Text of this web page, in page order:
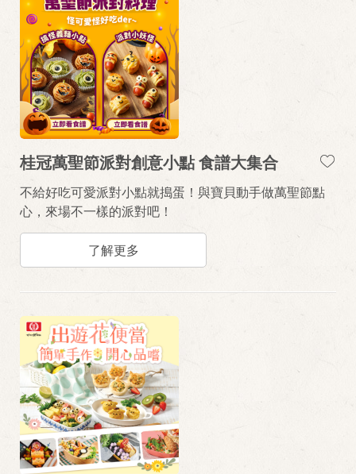
桂冠萬聖節派對創意小點 食譜大集合
不給好吃可愛派對小點就搗蛋！與寶貝動手做萬聖節點
心，來場不一樣的派對吧！
了解更多